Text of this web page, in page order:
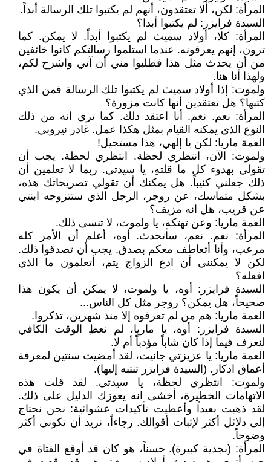
المرأة: لكن، ألا تعتقدون، أنهم لم يكتبوا تلك الرسالة أبداً.
السيدة فرايزر: لم يكتبوا أبدا؟
المرأة: كلا، أولاد سميث لم يكتبوا أبداً. لا يمكن. كما
ترون، إنهم يعرفونه. عندما استلموا رسالتكم كانوا خائفين
من أن يحدث مثل هذا فطلبوا مني أن آتي واشرح لكم،
ولهذا أنا هنا.
ولموت: إذا أولاد سميث لم يكتبوا تلك الرسالة فمن الذي
كتبها؟ هل تعتقدين أنها كانت مزورة؟
المرأة: نعم. نعم. أنا اعتقد ذلك. كما ترى انه من ذلك
النوع الذي يمكنه القيام بمثل هكذا عمل. غادر نيروبي.
العمة ماريا: لكن يا إلهي، هذا مستحيل!
ولموت: الآن، انتظري لحظة. انتظري لحظة. يجب أن
تقولي بهدوء كل ما قلتهِ، يا سيدتي. ربما لا تعلمين أن
ذلك جعلني كئيباً. هل يمكنك أن تقولي تصريحاتك هذه،
بشكل متماسك، عن روجر، الرجل الذي ستتزوجه ابنتي
عن قريب، هل انه مزيف؟
العمة ماريا: وعن تهتكه، يا ولموت، لا تنسى ذلك.
المرأة: نعم. نعم، سأتحدث. أوه، أعلم أن الأمر كله
مرعب، وأنا أتعاطف معكم بصدق. يجب أن تصدقوا ذلك.
لكن لا يمكنني أن ادع الزواج يتم، أتعلمون ما الذي
افعله؟
السيدة فرايزر: أوه، يا ولموت، لا يمكن أن يكون هذا
صحيحاً، هل يمكن؟ روجر مثل كل الناس...
العمة ماريا: هم من لم تعرفوه إلا منذ شهرين، تذكروا.
السيدة فرايزر: أوه، يا ماريا، لم نعطِ الوقت الكافي
لنعرف فيما إذا كان شاباً مؤدباً أم لا.
العمة ماريا: يا عزيزتي جانيت، لقد أمضيت سنتين لمعرفة
أعماق ادكار. (السيدة فرايزر تنتبه إليها).
ولموت: انتظري لحظة، يا سيدتي. لقد قلت هذه
الاتهامات الخطيرة، أخشى انه يعوزك الدليل على ذلك.
لقد ذهبت بعيداً وأعطيت تأكيدات عشوائية: نحن نحتاج
إلى دلائل أكثر لإثبات أقوالك. رجاءاً، نريد أن تكوني أكثر
وضوحاً.
المرأة: (بجدية كبيرة). حسناً، هو كان قد أوقع الفتاة في